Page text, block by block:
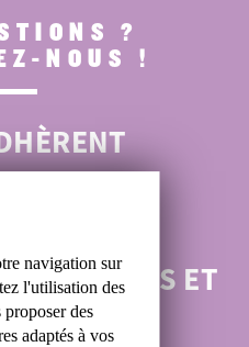
?
NOUS !
48 30 88
ET
navigation sur
l'utilisation des
des
adaptés à vos